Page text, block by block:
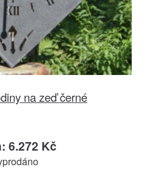
na zeď černé
6.272 Kč